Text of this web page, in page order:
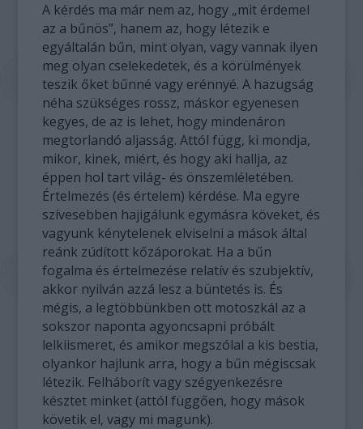
A kérdés ma már nem az, hogy „mit érdemel
az a bűnös”, hanem az, hogy létezik e
egyáltalán bűn, mint olyan, vagy vannak ilyen
meg olyan cselekedetek, és a körülmények
teszik őket bűnné vagy erénnyé. A hazugság
néha szükséges rossz, máskor egyenesen
kegyes, de az is lehet, hogy mindenáron
megtorlandó aljasság. Attól függ, ki mondja,
mikor, kinek, miért, és hogy aki hallja, az
éppen hol tart világ- és önszemléletében.
Értelmezés (és értelem) kérdése. Ma egyre
szívesebben hajigálunk egymásra köveket, és
vagyunk kénytelenek elviselni a mások által
reánk zúdított kőzáporokat. Ha a bűn
fogalma és értelmezése relatív és szubjektív,
akkor nyilván azzá lesz a büntetés is. És
mégis, a legtöbbünkben ott motoszkál az a
sokszor naponta agyoncsapni próbált
lelkiismeret, és amikor megszólal a kis bestia,
olyankor hajlunk arra, hogy a bűn mégiscsak
létezik. Felháborít vagy szégyenkezésre
késztet minket (attól függően, hogy mások
követik el, vagy mi magunk).